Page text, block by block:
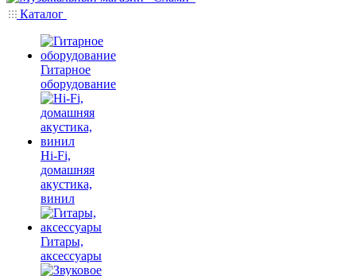
Каталог
Гитарное
оборудование
Hi-Fi,
домашняя
акустика,
винил
Гитары,
аксессуары